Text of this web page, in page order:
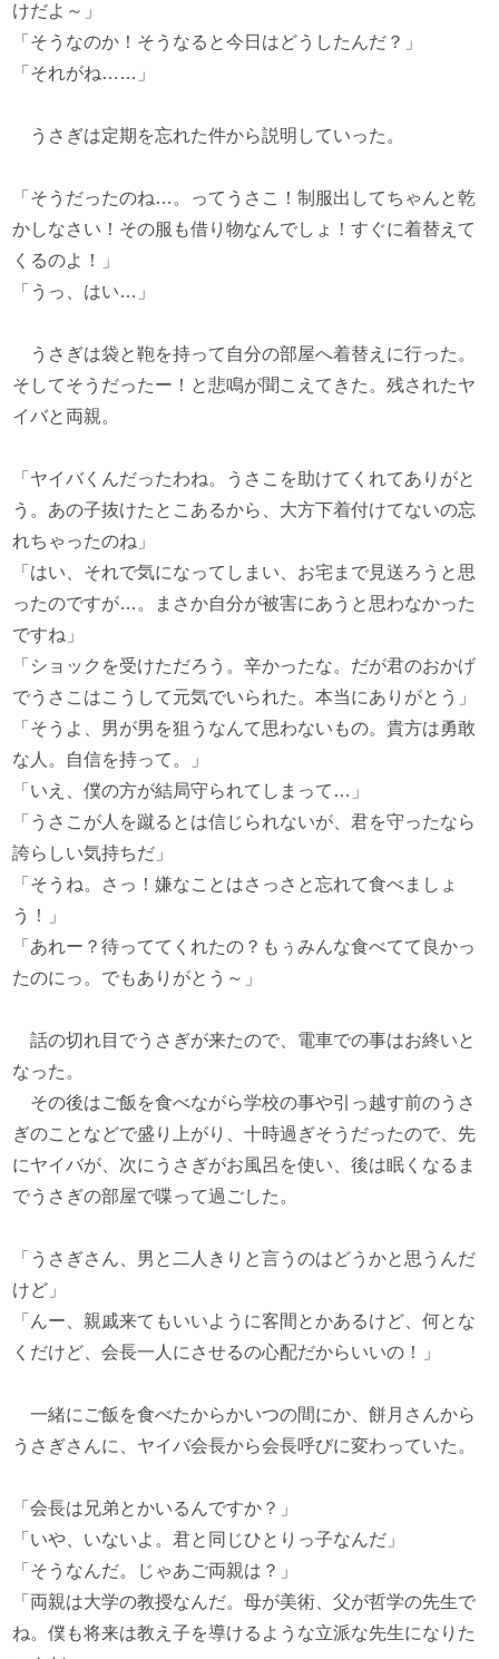
けだよ～」
「そうなのか！そうなると今日はどうしたんだ？」
「それがね……」
うさぎは定期を忘れた件から説明していった。
「そうだったのね…。ってうさこ！制服出してちゃんと乾
かしなさい！その服も借り物なんでしょ！すぐに着替えて
くるのよ！」
「うっ、はい…」
うさぎは袋と鞄を持って自分の部屋へ着替えに行った。
そしてそうだったー！と悲鳴が聞こえてきた。残されたヤ
イバと両親。
「ヤイバくんだったわね。うさこを助けてくれてありがと
う。あの子抜けたとこあるから、大方下着付けてないの忘
れちゃったのね」
「はい、それで気になってしまい、お宅まで見送ろうと思
ったのですが…。まさか自分が被害にあうと思わなかった
ですね」
「ショックを受けただろう。辛かったな。だが君のおかげ
でうさこはこうして元気でいられた。本当にありがとう」
「そうよ、男が男を狙うなんて思わないもの。貴方は勇敢
な人。自信を持って。」
「いえ、僕の方が結局守られてしまって…」
「うさこが人を蹴るとは信じられないが、君を守ったなら
誇らしい気持ちだ」
「そうね。さっ！嫌なことはさっさと忘れて食べましょ
う！」
「あれー？待っててくれたの？もぅみんな食べてて良かっ
たのにっ。でもありがとう～」
話の切れ目でうさぎが来たので、電車での事はお終いと
なった。
その後はご飯を食べながら学校の事や引っ越す前のうさ
ぎのことなどで盛り上がり、十時過ぎそうだったので、先
にヤイバが、次にうさぎがお風呂を使い、後は眠くなるま
でうさぎの部屋で喋って過ごした。
「うさぎさん、男と二人きりと言うのはどうかと思うんだ
けど」
「んー、親戚来てもいいように客間とかあるけど、何とな
くだけど、会長一人にさせるの心配だからいいの！」
一緒にご飯を食べたからかいつの間にか、餅月さんから
うさぎさんに、ヤイバ会長から会長呼びに変わっていた。
「会長は兄弟とかいるんですか？」
「いや、いないよ。君と同じひとりっ子なんだ」
「そうなんだ。じゃあご両親は？」
「両親は大学の教授なんだ。母が美術、父が哲学の先生で
ね。僕も将来は教え子を導けるような立派な先生になりた